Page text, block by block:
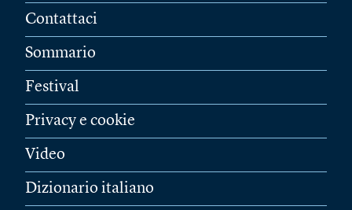
Contattaci
Sommario
Festival
Privacy e cookie
Video
Dizionario italiano